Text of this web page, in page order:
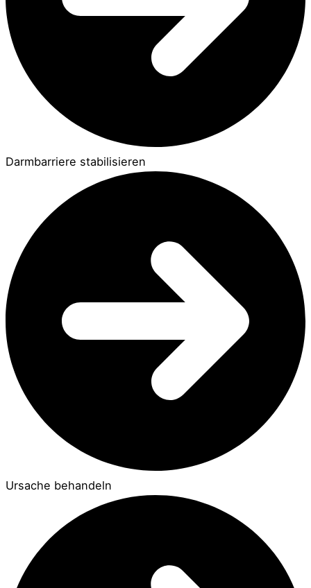
Darmbarriere stabilisieren
Ursache behandeln